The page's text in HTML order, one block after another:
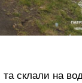
склали на